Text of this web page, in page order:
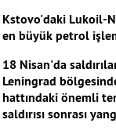
Kstovo'daki Lukoil-
en büyük petrol
18 Nisan'da
Leningrad
hattındaki önemli
saldırısı sonrası